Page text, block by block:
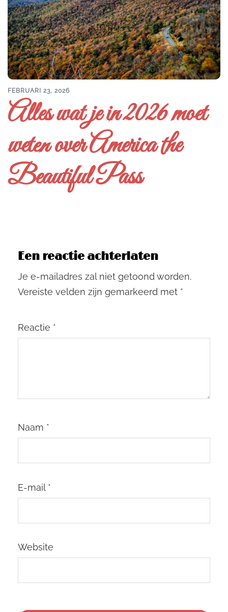
FEBRUARI 23, 2026
Alles wat je in 2026 moet
weten over America the
Beautiful Pass
Een reactie achterlaten
Je e-mailadres zal niet getoond worden.
Vereiste velden zijn gemarkeerd met *
Reactie *
Naam *
E-mail *
Website